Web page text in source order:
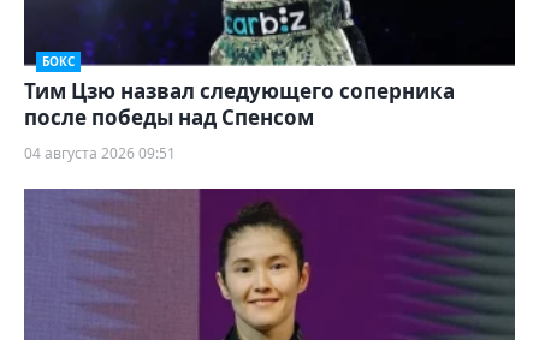
БОКС
Тим Цзю назвал следующего соперника
после победы над Спенсом
04 августа 2026 09:51